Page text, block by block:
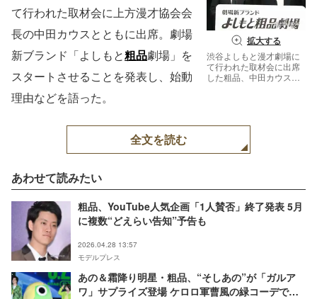
拡大する
渋谷よしもと漫才劇場に
て行われた取材会に出席
した粗品、中田カウス
て行われた取材会に上方漫才協会会
長の中田カウスとともに出席。劇場
新ブランド「よしもと粗品劇場」を
スタートさせることを発表し、始動
理由などを語った。
全文を読む
あわせて読みたい
粗品、YouTube人気企画「1人賛否」終了発表 5月
に複数“どえらい告知”予告も
2026.04.28 13:57
モデルプレス
あの＆霜降り明星・粗品、“そしあの”が「ガルア
ワ」サプライズ登場 ケロロ軍曹風の緑コーデで仲